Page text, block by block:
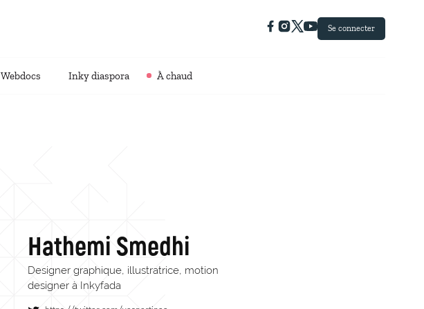
Se connecter
Webdocs Inky diaspora À chaud
Hathemi Smedhi
Designer graphique, illustratrice, motion
designer à Inkyfada